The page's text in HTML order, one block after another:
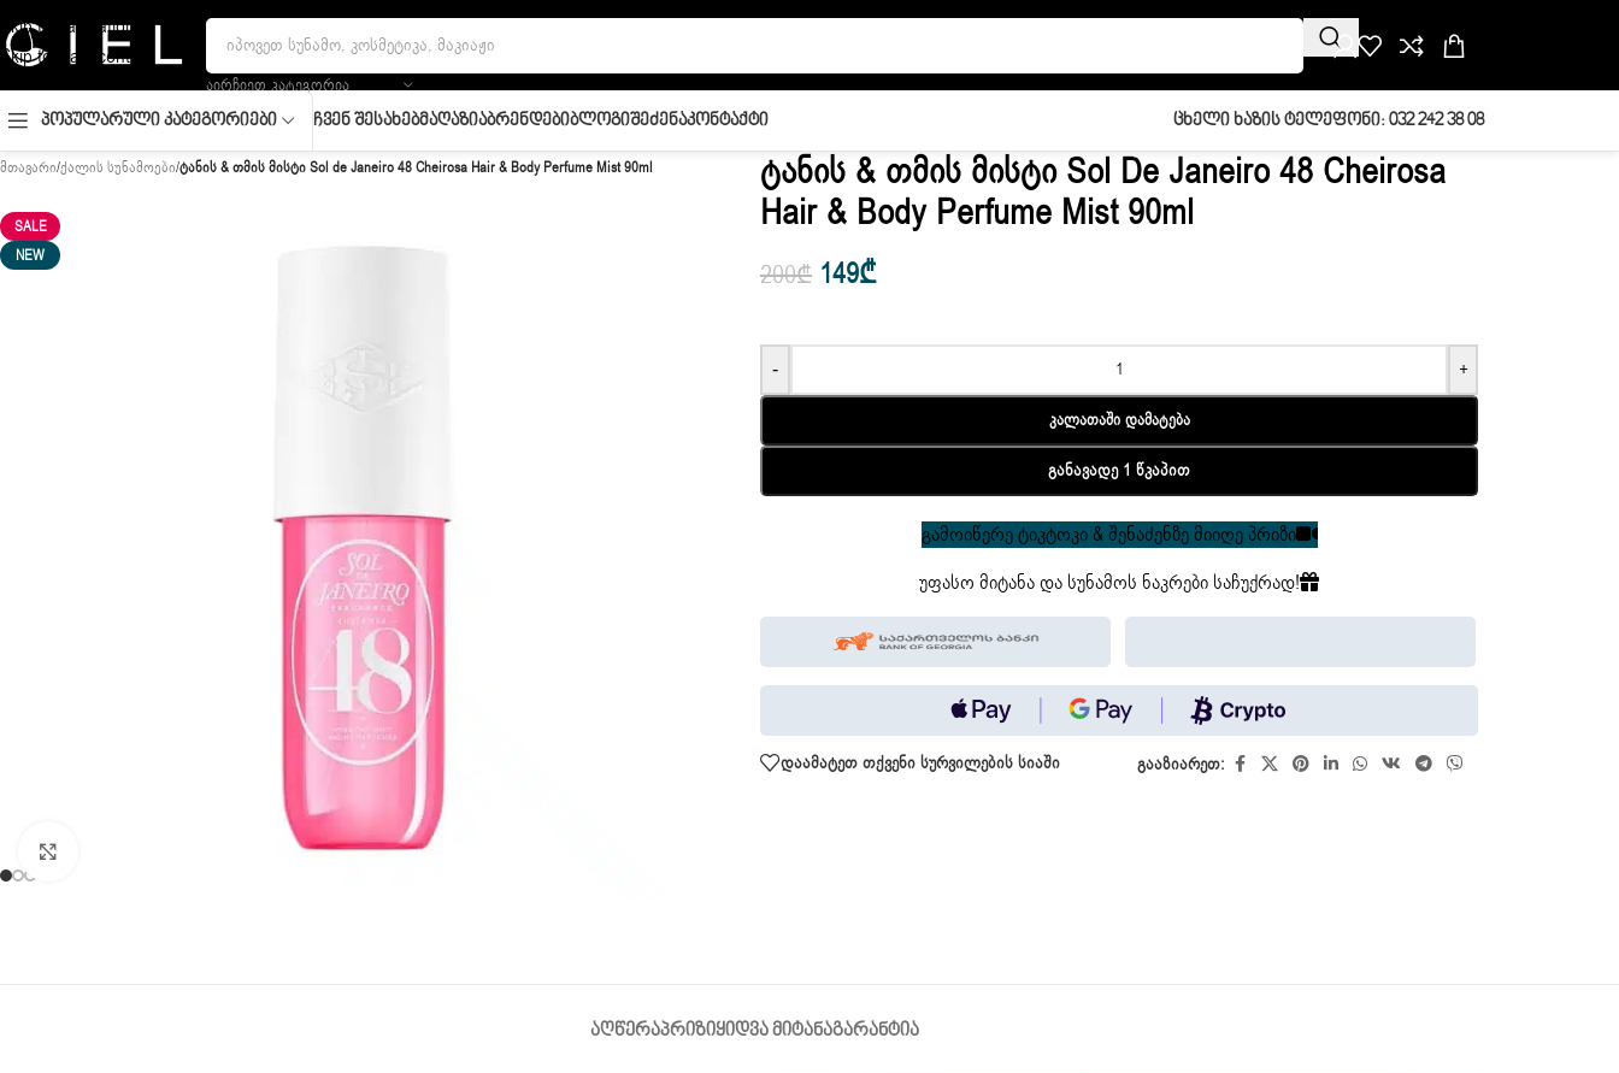
Skip to navigation
Skip to main content
ᲐᲘᲠᲩᲘᲔᲗ ᲙᲐᲢᲔᲒᲝᲠᲘᲐ
Პოპულარული Კატეგორიები Ჩვენ ᲨესახებᲛაღაზიაᲑრენდებიᲑლოგიᲨეძენაᲙონტაქტი Ცხელი Ხაზის Ტელეფონი: 032 242 38 08
მთავარი/ქალის სუნამოები/ტანის & თმის მისტი Sol de Janeiro 48 Cheirosa Hair & Body Perfume Mist 90ml
SALE
NEW
Ტანის & Თმის Მისტი Sol De Janeiro 48 Cheirosa
Hair & Body Perfume Mist 90ml
200₾ 149₾
- +
Კალათაში Დამატება
Განავადე 1 Წკაპით
გამოიწერე ტიკტოკი & შენაძენზე მიიღე პრიზი
უფასო მიტანა და სუნამოს ნაკრები საჩუქრად!
დაამატეთ თქვენი სურვილების სიაში გააზიარეთ:
ᲐᲦᲬᲔᲠᲐᲞᲠᲘᲖᲘᲧᲘᲓᲕᲐ ᲛᲘᲢᲐᲜᲐᲒᲐᲠᲐᲜᲢᲘᲐ